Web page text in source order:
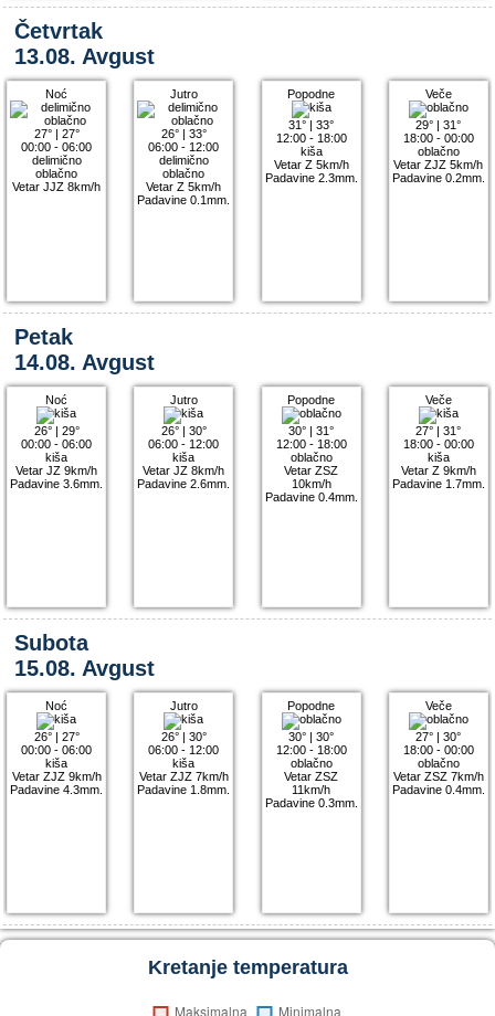
Četvrtak
13.08. Avgust
Noć
27°| 27°
00:00 - 06:00
delimično
oblačno
Vetar JJZ 8km/h
Jutro
26°| 33°
06:00 - 12:00
delimično
oblačno
Vetar Z 5km/h
Padavine 0.1mm.
Popodne
31° |33°
12:00 - 18:00
kiša
Vetar Z 5km/h
Padavine 2.3mm.
Veče
29° |31°
18:00 - 00:00
oblačno
Vetar ZJZ 5km/h
Padavine 0.2mm.
Petak
14.08. Avgust
Noć
26°| 29°
00:00 - 06:00
kiša
Vetar JZ 9km/h
Padavine 3.6mm.
Jutro
26°| 30°
06:00 - 12:00
kiša
Vetar JZ 8km/h
Padavine 2.6mm.
Popodne
30° |31°
12:00 - 18:00
oblačno
Vetar ZSZ
10km/h
Padavine 0.4mm.
Veče
27° |31°
18:00 - 00:00
kiša
Vetar Z 9km/h
Padavine 1.7mm.
Subota
15.08. Avgust
Noć
26°| 27°
00:00 - 06:00
kiša
Vetar ZJZ 9km/h
Padavine 4.3mm.
Jutro
26°| 30°
06:00 - 12:00
kiša
Vetar ZJZ 7km/h
Padavine 1.8mm.
Popodne
30° |30°
12:00 - 18:00
oblačno
Vetar ZSZ
11km/h
Padavine 0.3mm.
Veče
27° |30°
18:00 - 00:00
oblačno
Vetar ZSZ 7km/h
Padavine 0.4mm.
Kretanje temperatura